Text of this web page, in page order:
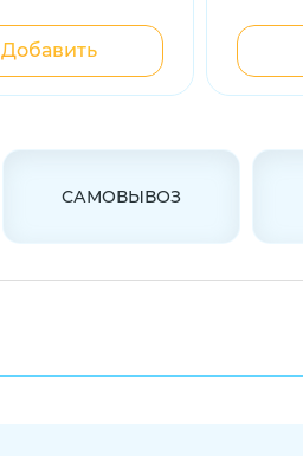
Добавить
САМОВЫВОЗ